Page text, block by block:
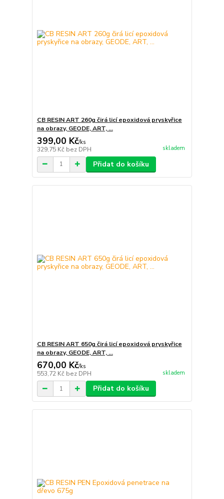
CB RESIN ART 260g čirá licí epoxidová pryskyřice
na obrazy, GEODE, ART, ...
399,00 Kč/ks
329,75 Kč bez DPH skladem
Přidat do košíku
CB RESIN ART 650g čirá licí epoxidová pryskyřice
na obrazy, GEODE, ART, ...
670,00 Kč/ks
553,72 Kč bez DPH skladem
Přidat do košíku